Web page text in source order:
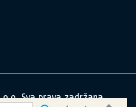
Sva prava zadržana.